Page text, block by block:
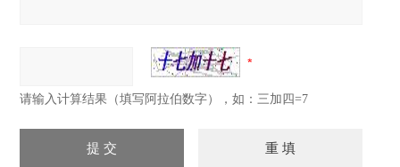
请输入计算结果（填写阿拉伯数字），如：三加四=7